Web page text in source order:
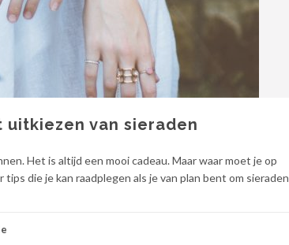
van sieraden
Het is altijd een mooi cadeau. Maar waar moet je op
die je kan raadplegen als je van plan bent om